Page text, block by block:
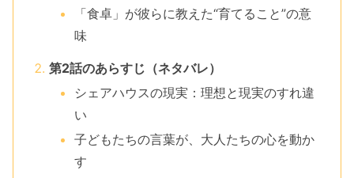
「食卓」が彼らに教えた“育てること”の意
味
第2話のあらすじ（ネタバレ）
シェアハウスの現実：理想と現実のすれ違
い
子どもたちの言葉が、大人たちの心を動か
す